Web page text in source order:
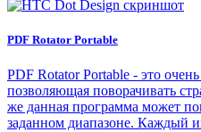
PDF Rotator Portable
PDF Rotator Portable - это
позволяющая поворачивать
же данная программа может
заданном диапазоне. Каждый